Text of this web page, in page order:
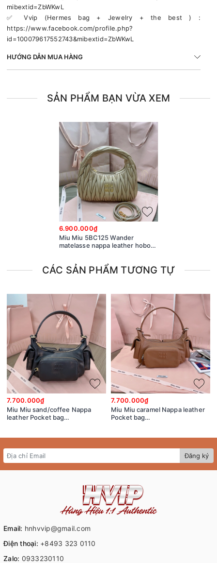
mibextid=ZbWKwL
✅️ Vvip (Hermes bag + Jewelry + the best ) :
https://www.facebook.com/profile.php?
id=100079617552743&mibextid=ZbWKwL
HƯỚNG DẪN MUA HÀNG
SẢN PHẨM BẠN VỪA XEM
6.900.000₫
Miu Miu 5BC125 Wander
matelasse nappa leather hobo
CÁC SẢN PHẨM TƯƠNG TỰ
7.700.000₫
Miu Miu sand/coffee Nappa
leather Pocket bag
7.700.000₫
Miu Miu caramel Nappa leather
Pocket bag
Đăng ký
Email: hnhvvip@gmail.com
Điện thoại: +8493 323 0110
Zalo: 0933230110